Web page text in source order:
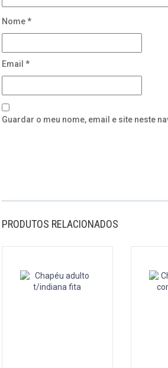
Nome*
Email *
Guardar o meu nome, email e site neste
PRODUTOS RELACIONADOS